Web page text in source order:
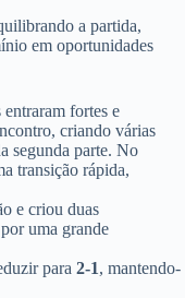
a partida,
em oportunidades
fortes e
criando várias
segunda parte. No
transição rápida,
e criou duas
uma grande
para 2-1, mantendo-